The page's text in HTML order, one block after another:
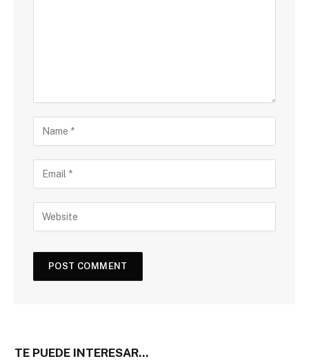
TE PUEDE INTERESAR...